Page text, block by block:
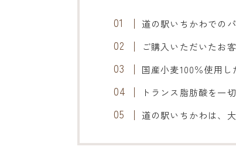
道の駅いちかわでの
ご購入いただいたお
国産小麦100％使用
トランス脂肪酸を一
道の駅いちかわは、